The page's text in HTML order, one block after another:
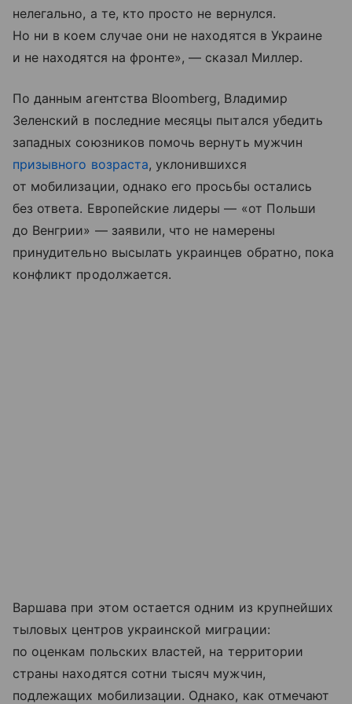
нелегально, а те, кто просто не вернулся.
Но ни в коем случае они не находятся в Украине
и не находятся на фронте», — сказал Миллер.
По данным агентства Bloomberg, Владимир
Зеленский в последние месяцы пытался убедить
западных союзников помочь вернуть мужчин
призывного возраста, уклонившихся
от мобилизации, однако его просьбы остались
без ответа. Европейские лидеры — «от Польши
до Венгрии» — заявили, что не намерены
принудительно высылать украинцев обратно, пока
конфликт продолжается.
Варшава при этом остается одним из крупнейших
тыловых центров украинской миграции:
по оценкам польских властей, на территории
страны находятся сотни тысяч мужчин,
подлежащих мобилизации. Однако, как отмечают